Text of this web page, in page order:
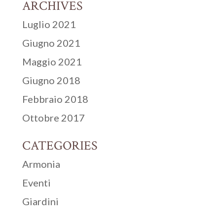
ARCHIVES
Luglio 2021
Giugno 2021
Maggio 2021
Giugno 2018
Febbraio 2018
Ottobre 2017
CATEGORIES
Armonia
Eventi
Giardini